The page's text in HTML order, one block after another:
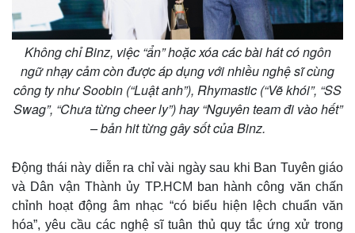
Không chỉ Binz, việc “ẩn” hoặc xóa các bài hát có ngôn
ngữ nhạy cảm còn được áp dụng với nhiều nghệ sĩ cùng
công ty như Soobin (“Luật anh”), Rhymastic (“Vẽ khói”, “SS
Swag”, “Chưa từng cheer ly”) hay “Nguyên team đi vào hết”
– bản hit từng gây sốt của Binz.
Động thái này diễn ra chỉ vài ngày sau khi Ban Tuyên giáo
và Dân vận Thành ủy TP.HCM ban hành công văn chấn
chỉnh hoạt động âm nhạc “có biểu hiện lệch chuẩn văn
hóa”, yêu cầu các nghệ sĩ tuân thủ quy tắc ứng xử trong